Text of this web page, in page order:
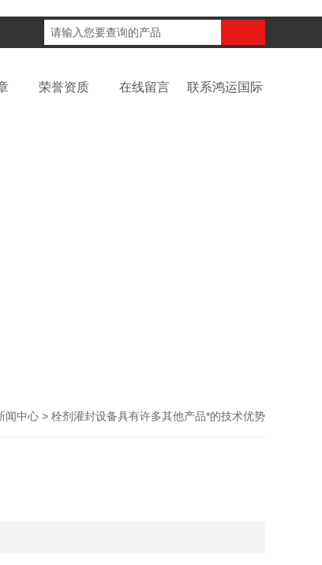
荣誉资质 在线留言 联系鸿运国际
闻中心 > 栓剂灌封设备具有许多其他产品*的技术优势